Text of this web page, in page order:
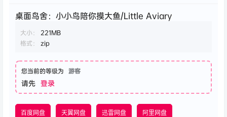
桌面鸟舍：小小鸟陪你摸大鱼/Little Aviary
大小：
221MB
格式：
zip
您当前的等级为 游客
请先 登录
百度网盘 天翼网盘 迅雷网盘 阿里网盘